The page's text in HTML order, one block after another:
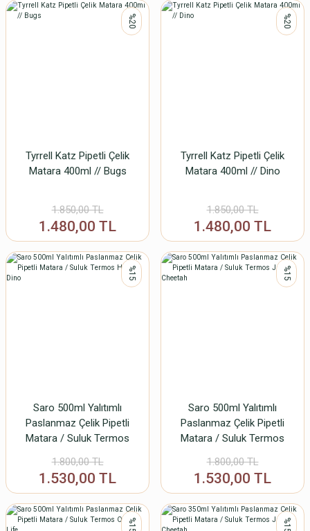
%20
Tyrrell Katz Pipetli Çelik
Matara 400ml // Bugs
1.850,00 TL
1.480,00 TL
%20
Tyrrell Katz Pipetli Çelik
Matara 400ml // Dino
1.850,00 TL
1.480,00 TL
%15
Saro 500ml Yalıtımlı
Paslanmaz Çelik Pipetli
Matara / Suluk Termos
1.800,00 TL
1.530,00 TL
%15
Saro 500ml Yalıtımlı
Paslanmaz Çelik Pipetli
Matara / Suluk Termos
1.800,00 TL
1.530,00 TL
%15 %15